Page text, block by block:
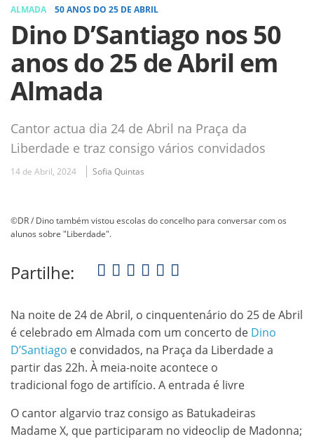
ALMADA 50 ANOS DO 25 DE ABRIL
Dino D’Santiago nos 50
anos do 25 de Abril em
Almada
Cantor actua dia 24 de Abril na Praça da
Liberdade e traz consigo vários convidados
14 de Abril, 2024 Sofia Quintas
©DR / Dino também vistou escolas do concelho para conversar com os
alunos sobre "Liberdade".
Partilhe:
Na noite de 24 de Abril, o cinquentenário do 25 de Abril
é celebrado em Almada com um concerto de Dino
D’Santiago e convidados, na Praça da Liberdade a
partir das 22h. À meia-noite acontece o
tradicional fogo de artifício. A entrada é livre
O cantor algarvio traz consigo as Batukadeiras
Madame X, que participaram no videoclip de Madonna;